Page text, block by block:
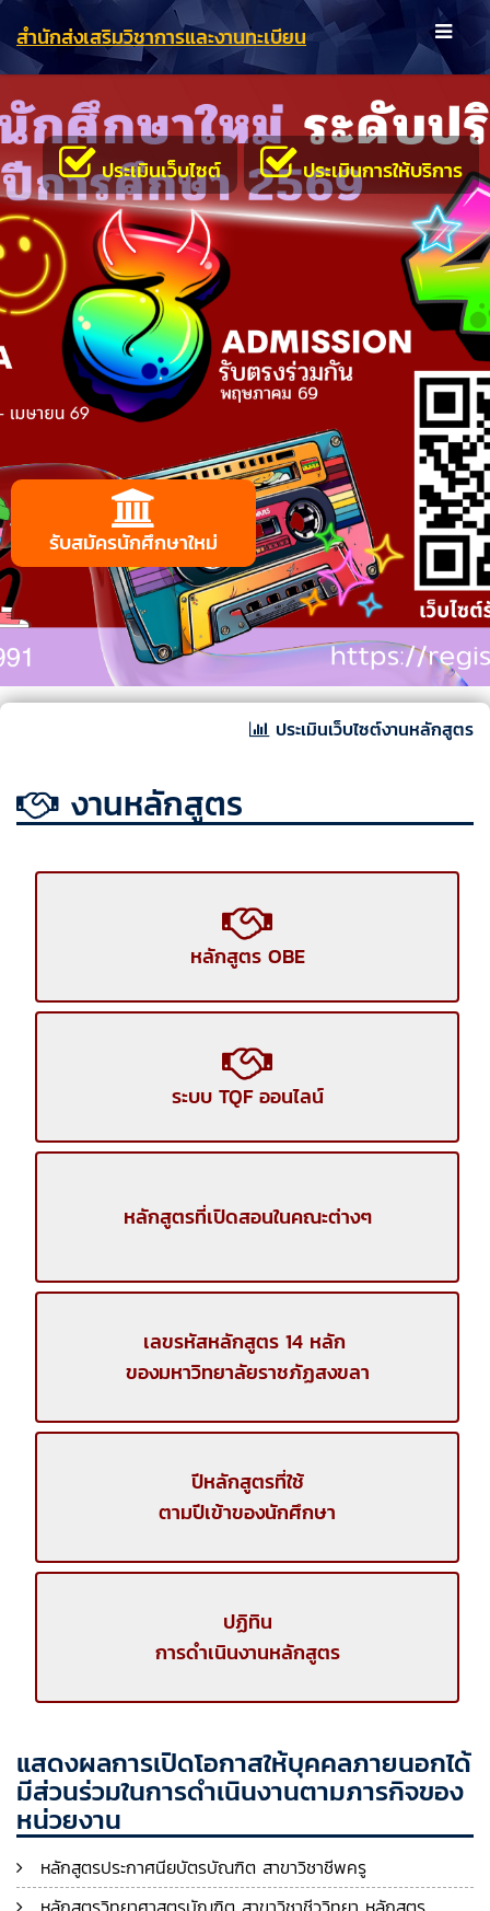
สำนักส่งเสริมวิชาการและงานทะเบียน
รับสมัครนักศึกษาใหม่
ประเมินเว็บไซต์ ประเมินการให้บริการ
ประเมินเว็บไซต์งานหลักสูตร
งานหลักสูตร
หลักสูตร OBE
ระบบ TQF ออนไลน์
หลักสูตรที่เปิดสอนในคณะต่างๆ
เลขรหัสหลักสูตร 14 หลัก
ของมหาวิทยาลัยราชภัฏสงขลา
ปีหลักสูตรที่ใช้
ตามปีเข้าของนักศึกษา
ปฏิทิน
การดำเนินงานหลักสูตร
แสดงผลการเปิดโอกาสให้บุคคลภายนอกได้
มีส่วนร่วมในการดำเนินงานตามภารกิจของ
หน่วยงาน
หลักสูตรประกาศนียบัตรบัณฑิต สาขาวิชาชีพครู